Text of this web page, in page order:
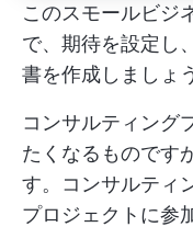
このスモールビジ
で、期待を設定し
書を作成しましょ
コンサルティング
たくなるものです
す。コンサルティ
プロジェクトに参